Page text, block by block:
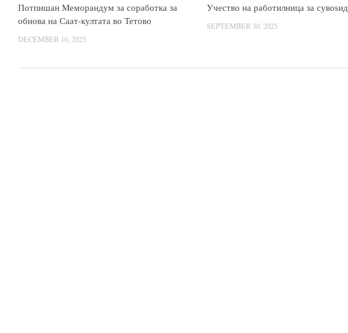
Потпишан Mеморандум за соработка за
обнова на Саат-култата во Тетово
DECEMBER 10, 2025
Учество на работилница за сувоѕид
SEPTEMBER 30, 2025